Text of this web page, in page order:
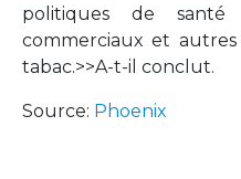
politiques de
commerciaux et
tabac.>>A-t-il conclut.
Source: Phoenix